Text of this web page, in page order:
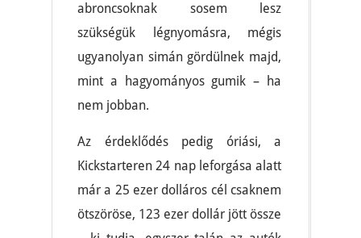
abroncsoknak sosem lesz
szükségük légnyomásra, mégis
ugyanolyan simán gördülnek majd,
mint a hagyományos gumik – ha
nem jobban.
Az érdeklődés pedig óriási, a
Kickstarteren 24 nap leforgása alatt
már a 25 ezer dolláros cél csaknem
ötszöröse, 123 ezer dollár jött össze